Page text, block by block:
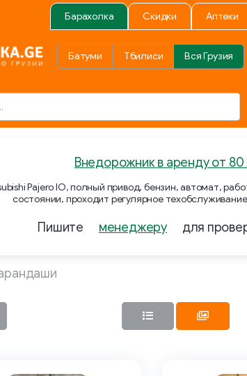
Барахолка Скидки Аптеки
Батуми Тбилиси Вся Грузия
Внедорожник в аренду от 80
Pajero IO, полный привод, бензин, автомат,
состоянии, проходит регулярное
Пишите менеджеру для